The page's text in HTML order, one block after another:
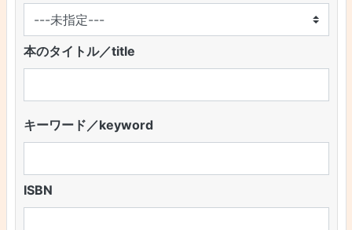
本のタイトル／title
キーワード／keyword
ISBN